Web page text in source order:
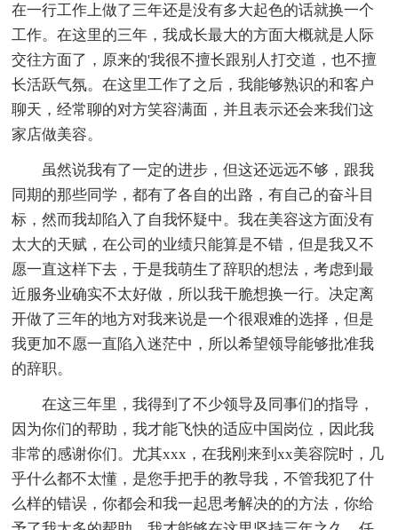
在一行工作上做了三年还是没有多大起色的话就换一个
工作。在这里的三年，我成长最大的方面大概就是人际
交往方面了，原来的'我很不擅长跟别人打交道，也不擅
长活跃气氛。在这里工作了之后，我能够熟识的和客户
聊天，经常聊的对方笑容满面，并且表示还会来我们这
家店做美容。
虽然说我有了一定的进步，但这还远远不够，跟我
同期的那些同学，都有了各自的出路，有自己的奋斗目
标，然而我却陷入了自我怀疑中。我在美容这方面没有
太大的天赋，在公司的业绩只能算是不错，但是我又不
愿一直这样下去，于是我萌生了辞职的想法，考虑到最
近服务业确实不太好做，所以我干脆想换一行。决定离
开做了三年的地方对我来说是一个很艰难的选择，但是
我更加不愿一直陷入迷茫中，所以希望领导能够批准我
的辞职。
在这三年里，我得到了不少领导及同事们的指导，
因为你们的帮助，我才能飞快的适应中国岗位，因此我
非常的感谢你们。尤其xxx，在我刚来到xx美容院时，几
乎什么都不太懂，是您手把手的教导我，不管我犯了什
么样的错误，你都会和我一起思考解决的的方法，你给